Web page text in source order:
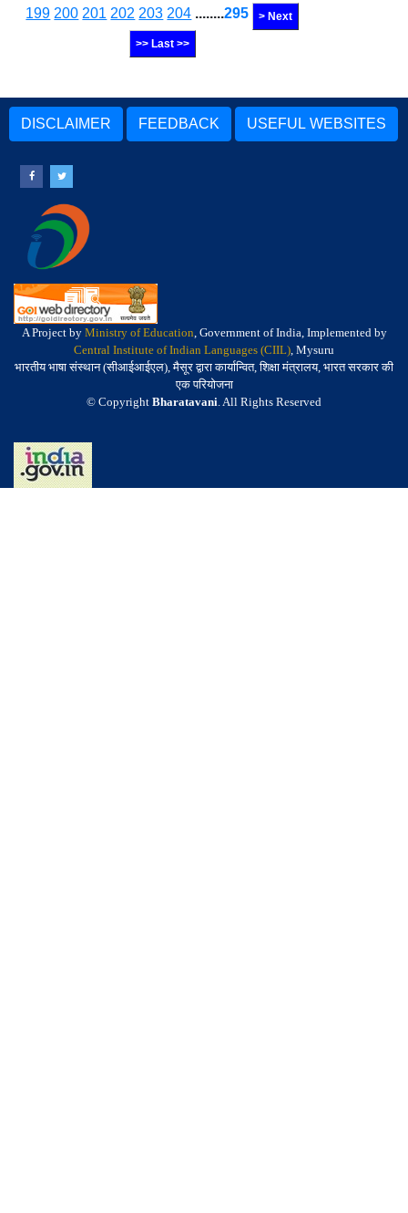
199 200 201 202 203 204 ........295 > Next
>> Last >>
DISCLAIMER FEEDBACK USEFUL WEBSITES
A Project by Ministry of Education, Government of India, Implemented by
Central Institute of Indian Languages (CIIL), Mysuru
भारतीय भाषा संस्थान (सीआईआईएल), मैसूर द्वारा कार्यान्वित, शिक्षा मंत्रालय, भारत सरकार की
एक परियोजना
© Copyright Bharatavani. All Rights Reserved